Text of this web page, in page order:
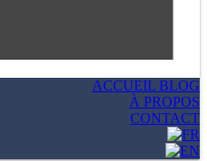
ACCUEIL BLOG
À PROPOS
CONTACT